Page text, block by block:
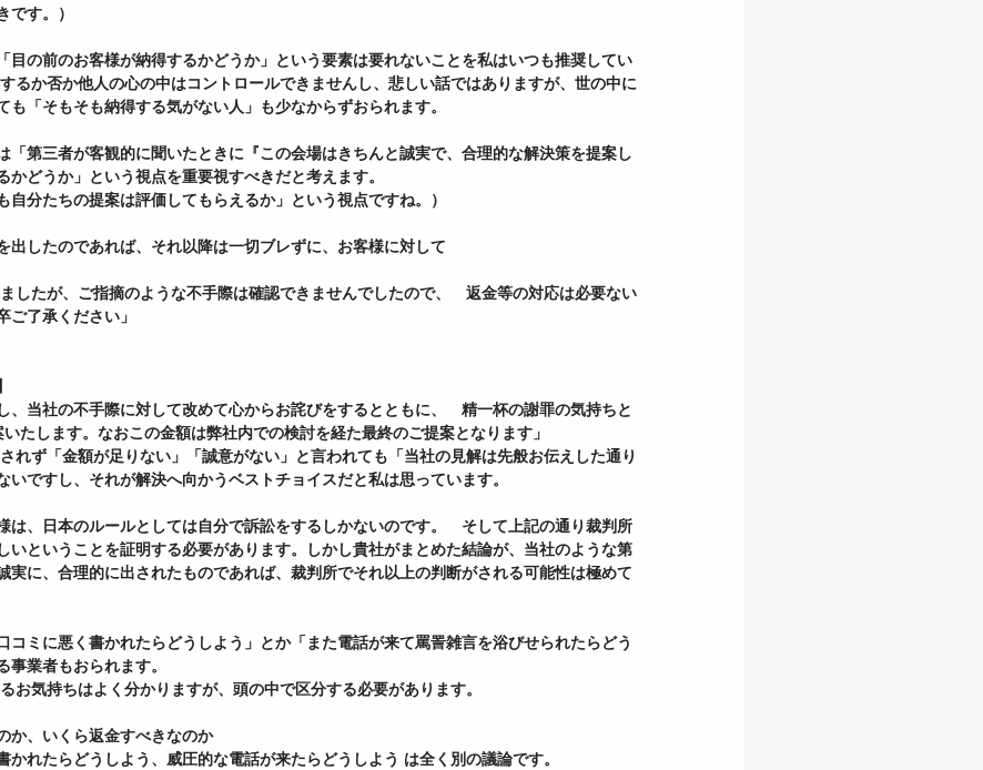
です。）
目の前のお客様が納得するかどうか」という要素は要れないことを私はいつも推奨してい
るか否か他人の心の中はコントロールできませんし、悲しい話ではありますが、世の中に
も「そもそも納得する気がない人」も少なからずおられます。
「第三者が客観的に聞いたときに『この会場はきちんと誠実で、合理的な解決策を提案し
かどうか」という視点を重要視すべきだと考えます。
自分たちの提案は評価してもらえるか」という視点ですね。）
出したのであれば、それ以降は一切ブレずに、お客様に対して
ご了承ください」
、当社の不手際に対して改めて心からお詫びをするとともに、　精一杯の謝罪の気持ちと
たします。なおこの金額は弊社内での検討を経た最終のご提案となります」
いですし、それが解決へ向かうベストチョイスだと私は思っています。
は、日本のルールとしては自分で訴訟をするしかないのです。　そして上記の通り裁判所
いということを証明する必要があります。しかし貴社がまとめた結論が、当社のような第
実に、合理的に出されたものであれば、裁判所でそれ以上の判断がされる可能性は極めて
コミに悪く書かれたらどうしよう」とか「また電話が来て罵詈雑言を浴びせられたらどう
事業者もおられます。
お気持ちはよく分かりますが、頭の中で区分する必要があります。
か、いくら返金すべきなのか
れたらどうしよう、威圧的な電話が来たらどうしよう は全く別の議論です。